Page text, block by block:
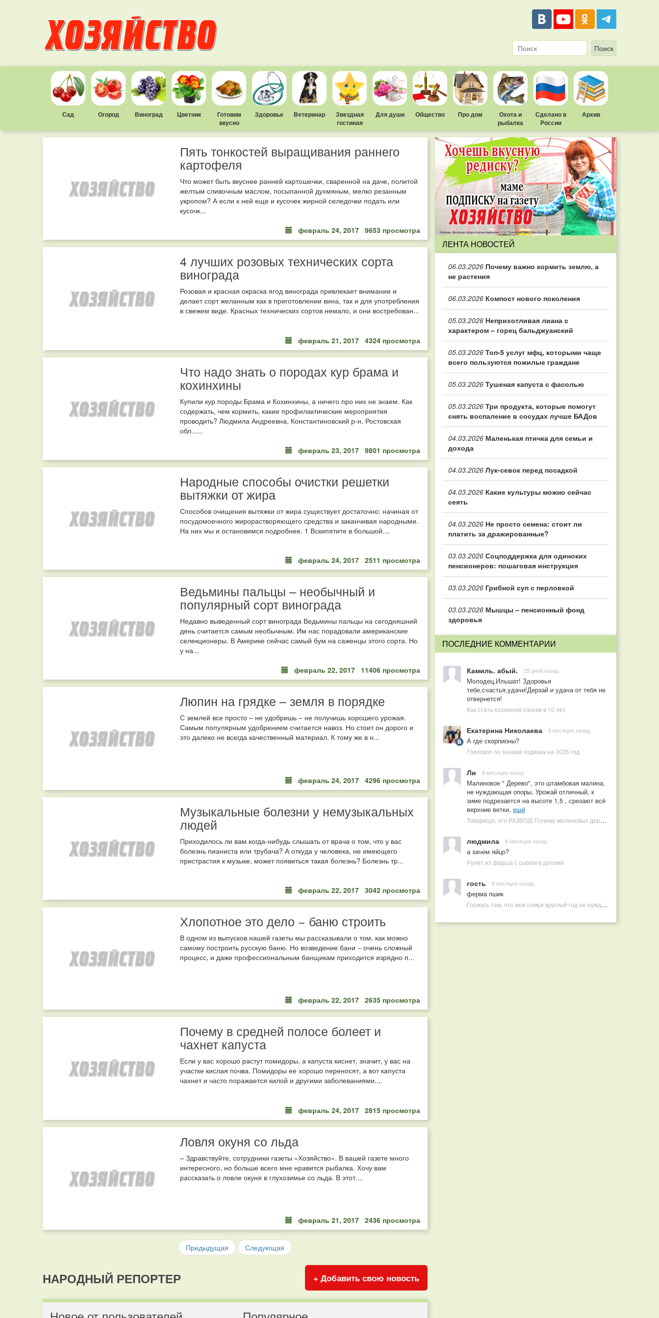
Сад Огород Виноград Цветник
Готовим
вкусно
Здоровье Ветеринар
Звездная
гостиная
Для души Общество Про дом
Охота и
рыбалка
Сделано в
России
Архив
Пять тонкостей выращивания раннего
картофеля
Что может быть вкуснее ранней картошечки, сваренной на даче, политой
желтым сливочным маслом, посыпанной духмяным, мелко резанным
укропом? А если к ней еще и кусочек жирной селедочки подать или
кусочк...
февраль 24, 2017 9653 просмотра
4 лучших розовых технических сорта
винограда
Розовая и красная окраска ягод винограда привлекает внимание и
делает сорт желанным как в приготовлении вина, так и для употребления
в свежем виде. Красных технических сортов немало, и они востребован...
февраль 21, 2017 4324 просмотра
Что надо знать о породах кур брама и
кохинхины
Купили кур породы Брама и Кохинхины, а ничего про них не знаем. Как
содержать, чем кормить, какие профилактические мероприятия
проводить? Людмила Андреевна, Константиновский р-н, Ростовская
обл......
февраль 23, 2017 9801 просмотра
Народные способы очистки решетки
вытяжки от жира
Способов очищения вытяжки от жира существует достаточно: начиная от
посудомоечного жирорастворяющего средства и заканчивая народными.
На них мы и остановимся подробнее. 1 Вскипятите в большой....
февраль 24, 2017 2511 просмотра
Ведьмины пальцы – необычный и
популярный сорт винограда
Недавно выведенный сорт винограда Ведьмины пальцы на сегодняшний
день считается самым необычным. Им нас порадовали американские
селекционеры. В Америке сейчас самый бум на саженцы этого сорта. Но
у на...
февраль 22, 2017 11406 просмотра
Люпин на грядке – земля в порядке
С землей все просто – не удобришь – не получишь хорошего урожая.
Самым популярным удобрением считается навоз. Но стоит он дорого и
это далеко не всегда качественный материал. К тому же в н...
февраль 24, 2017 4296 просмотра
Музыкальные болезни у немузыкальных
людей
Приходилось ли вам когда-нибудь слышать от врача о том, что у вас
болезнь пианиста или трубача? А откуда у человека, не имеющего
пристрастия к музыке, может появиться такая болезнь? Болезнь тр...
февраль 22, 2017 3042 просмотра
Хлопотное это дело − баню строить
В одном из выпусков нашей газеты мы рассказывали о том, как можно
самому построить русскую баню. Но возведение бани − очень сложный
процесс, и даже профессиональным банщикам приходится изрядно п...
февраль 22, 2017 2635 просмотра
Почему в средней полосе болеет и
чахнет капуста
Если у вас хорошо растут помидоры, а капуста киснет, значит, у вас на
участке кислая почва. Помидоры ее хорошо переносят, а вот капуста
чахнет и часто поражается килой и другими заболеваниями....
февраль 24, 2017 2815 просмотра
Ловля окуня со льда
– Здравствуйте, сотрудники газеты «Хозяйство». В вашей газете много
интересного, но больше всего мне нравится рыбалка. Хочу вам
рассказать о ловле окуня в глухозимье со льда. В этот....
февраль 21, 2017 2436 просмотра
Предыдущая Следующая
НАРОДНЫЙ РЕПОРТЕР + Добавить свою новость
ЛЕНТА НОВОСТЕЙ
06.03.2026 Почему важно кормить землю, а
не растения
06.03.2026 Компост нового поколения
05.03.2026 Неприхотливая лиана с
характером – горец бальджуанский
05.03.2026 Топ‑5 услуг мфц, которыми чаще
всего пользуются пожилые граждане
05.03.2026 Тушеная капуста с фасолью
05.03.2026 Три продукта, которые помогут
снять воспаление в сосудах лучше БАДов
04.03.2026 Маленькая птичка для семьи и
дохода
04.03.2026 Лук-севок перед посадкой
04.03.2026 Какие культуры можно сейчас
сеять
04.03.2026 Не просто семена: стоит ли
платить за дражированные?
03.03.2026 Соцподдержка для одиноких
пенсионеров: пошаговая инструкция
03.03.2026 Грибной суп с перловкой
03.03.2026 Мышцы – пенсионный фонд
здоровья
ПОСЛЕДНИЕ КОММЕНТАРИИ
Камиль. абый. 25 дней назад
Молодец,Ильшат! Здоровья
тебе,счастья,удачи!Дерзай и удача от тебя не
отвернется!
Как стать хозяином пасеки в 10 лет
Екатерина Николаева 5 месяцев назад
А где скорпионы?
Гороскоп по знакам зодиака на 2026 год
Ли 6 месяцев назад
Малиновое " Дерево", это штамбовая малина,
не нуждающая опоры. Урожай отличный, к
зиме подрезается на высоте 1,5 , срезают всё
верхние ветки, ещё
Товарищи, это РАЗВОД! Почему малиновых деревьев не бывает, или Как ушлые продавцы наживаются на мечтах садоводов
людмила 8 месяцев назад
а зачем яйцо?
Рулет из фарша с сыром в духовке
гость 9 месяцев назад
ферма пшик
Горжусь тем, что моя семья круглый год не нуждается в покупных витаминах